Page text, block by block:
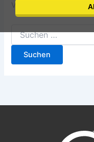
Vielleicht hilft die